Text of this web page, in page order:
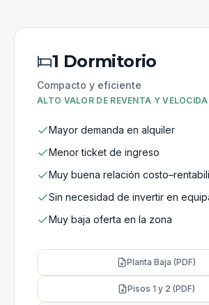
1 Dormitorio
Compacto y eficiente
ALTO VALOR DE REVENTA Y
Mayor demanda en alquiler
Menor ticket de ingreso
Muy buena relación
Sin necesidad de invertir en
Muy baja oferta en la zona
Planta Baja (PDF)
Pisos 1 y 2 (PDF)